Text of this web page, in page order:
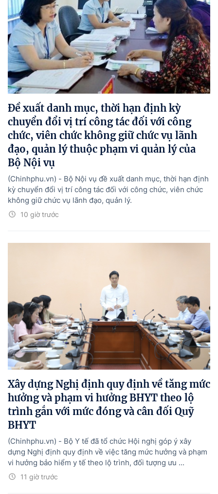
Đề xuất danh mục, thời hạn định kỳ
chuyển đổi vị trí công tác đối với công
chức, viên chức không giữ chức vụ lãnh
đạo, quản lý thuộc phạm vi quản lý của
Bộ Nội vụ
10 giờ trước
(Chinhphu.vn) - Bộ Nội vụ đề xuất danh mục, thời hạn định
kỳ chuyển đổi vị trí công tác đối với công chức, viên chức
không giữ chức vụ lãnh đạo, quản lý.
Xây dựng Nghị định quy định về tăng mức
hưởng và phạm vi hưởng BHYT theo lộ
trình gắn với mức đóng và cân đối Quỹ
BHYT
11 giờ trước
(Chinhphu.vn) - Bộ Y tế đã tổ chức Hội nghị góp ý xây
dựng Nghị định quy định về việc tăng mức hưởng và phạm
vi hưởng bảo hiểm y tế theo lộ trình, đối tượng ưu ...